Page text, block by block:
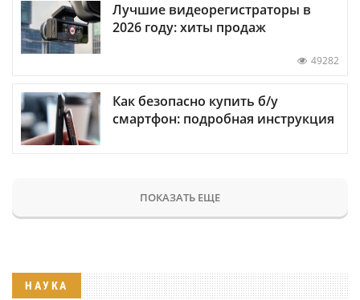
Лучшие видеорегистраторы в
2026 году: хиты продаж
49282
Как безопасно купить б/у
смартфон: подробная инструкция
ПОКАЗАТЬ ЕЩЕ
НАУКА